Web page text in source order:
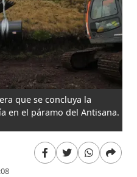
que se concluya la
en el páramo del Antisana.